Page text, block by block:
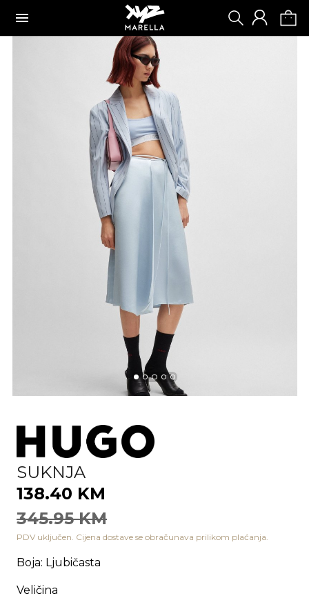
SUKNJA
138.40 KM
345.95 KM
PDV uključen. Cijena dostave se obračunava prilikom plaćanja.
Boja: Ljubičasta
Veličina